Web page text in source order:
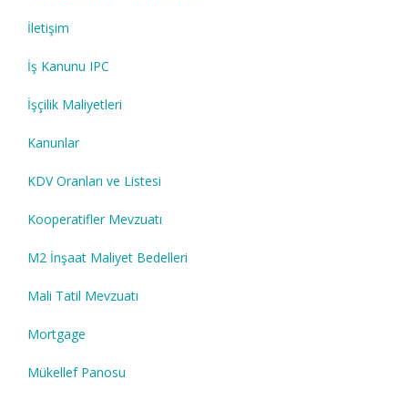
İletişim
İş Kanunu IPC
İşçilik Maliyetleri
Kanunlar
KDV Oranları ve Listesi
Kooperatifler Mevzuatı
M2 İnşaat Maliyet Bedelleri
Mali Tatil Mevzuatı
Mortgage
Mükellef Panosu